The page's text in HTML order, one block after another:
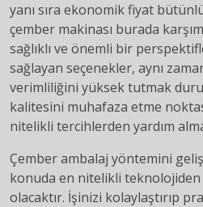
yanı sıra ekonomik fiyat
çember makinası burada
sağlıklı ve önemli bir
sağlayan seçenekler, aynı
verimliliğini yüksek tutmak
kalitesini muhafaza etme
nitelikli tercihlerden yardım
Çember ambalaj yöntemini
konuda en nitelikli teknolojiden
olacaktır. İşinizi kolaylaştırıp